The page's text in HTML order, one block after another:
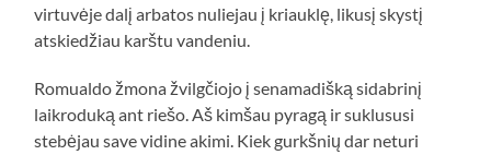
virtuvėje dalį arbatos nuliejau į kriauklę, likusį skystį
atskiedžiau karštu vandeniu.
Romualdo žmona žvilgčiojo į senamadišką sidabrinį
laikroduką ant riešo. Aš kimšau pyragą ir suklususi
stebėjau save vidine akimi. Kiek gurkšnių dar neturi